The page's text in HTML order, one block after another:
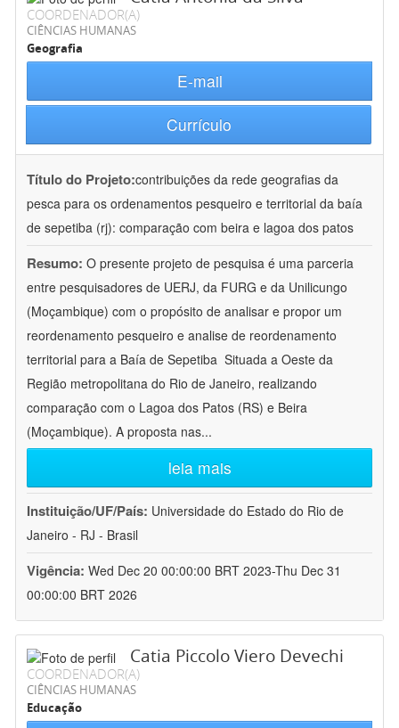
COORDENADOR(A)
CIÊNCIAS HUMANAS
Geografia
E-mail
Currículo
Título do Projeto:contribuições da rede geografias da
pesca para os ordenamentos pesqueiro e territorial da baía
de sepetiba (rj): comparação com beira e lagoa dos patos
Resumo: O presente projeto de pesquisa é uma parceria
entre pesquisadores de UERJ, da FURG e da Unilicungo
(Moçambique) com o propósito de analisar e propor um
reordenamento pesqueiro e analise de reordenamento
territorial para a Baía de Sepetiba  Situada a Oeste da
Região metropolitana do Rio de Janeiro, realizando
comparação com o Lagoa dos Patos (RS) e Beira
(Moçambique). A proposta nas...
leia mais
Instituição/UF/País: Universidade do Estado do Rio de
Janeiro - RJ - Brasil
Vigência: Wed Dec 20 00:00:00 BRT 2023-Thu Dec 31
00:00:00 BRT 2026
Catia Piccolo Viero Devechi
COORDENADOR(A)
CIÊNCIAS HUMANAS
Educação